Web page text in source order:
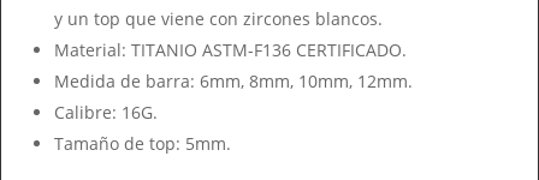
y un top que viene con zircones blancos.
Material: TITANIO ASTM-F136 CERTIFICADO.
Medida de barra: 6mm, 8mm, 10mm, 12mm.
Calibre: 16G.
Tamaño de top: 5mm.